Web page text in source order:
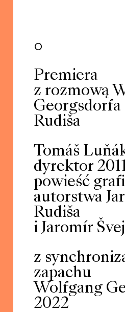
o
Premiera
z rozmową
Georgsdorfa
Rudiša
Tomáš
dyrektor
powieść
autorstwa
Rudiša
i Jaromír
z
zapachu
Wolfgang
2022